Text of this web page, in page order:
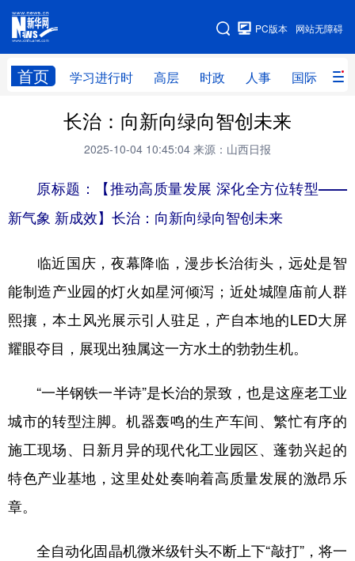
网站无障碍
PC版本
首页 学习进行时 高层 时政 人事 国际 财
网站地图
学习进行时 高层 时政
财经 网评
台湾 思客智库 全球连线 教育
科技 科创 量子
访谈 视频 图片 政务
法律 中央文件 金融 汽车
食品 人居 信息化 数字经济
学术中国 乡村振兴 银龄 溯源中国
城市 旅游 能源 会展
彩票 娱乐 时尚 悦读
公益 一带一路 亚太网 上市公司
长治：向新向绿向智创未来
2025-10-04 10:45:04 来源：山西日报
原标题：【推动高质量发展 深化全方位转型——
新气象 新成效】长治：向新向绿向智创未来
临近国庆，夜幕降临，漫步长治街头，远处是智
能制造产业园的灯火如星河倾泻；近处城隍庙前人群
熙攘，本土风光展示引人驻足，产自本地的LED大屏
耀眼夺目，展现出独属这一方水土的勃勃生机。
“一半钢铁一半诗”是长治的景致，也是这座老工业
城市的转型注脚。机器轰鸣的生产车间、繁忙有序的
施工现场、日新月异的现代化工业园区、蓬勃兴起的
特色产业基地，这里处处奏响着高质量发展的激昂乐
章。
全自动化固晶机微米级针头不断上下“敲打”，将一